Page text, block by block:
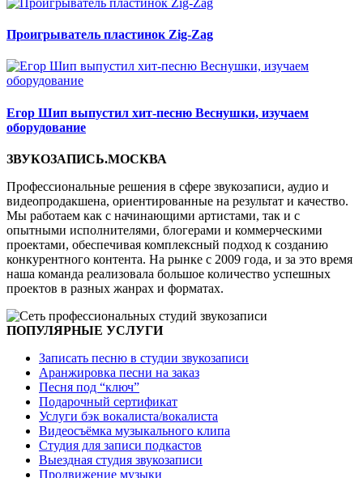
Проигрыватель пластинок Zig-Zag
Егор Шип выпустил хит-песню Веснушки, изучаем
оборудование
ЗВУКОЗАПИСЬ.МОСКВА
Профессиональные решения в сфере звукозаписи, аудио и
видеопродакшена, ориентированные на результат и качество.
Мы работаем как с начинающими артистами, так и с
опытными исполнителями, блогерами и коммерческими
проектами, обеспечивая комплексный подход к созданию
конкурентного контента. На рынке с 2009 года, и за это время
наша команда реализовала большое количество успешных
проектов в разных жанрах и форматах.
ПОПУЛЯРНЫЕ УСЛУГИ
Записать песню в студии звукозаписи
Аранжировка песни на заказ
Песня под “ключ”
Подарочный сертификат
Услуги бэк вокалиста/вокалиста
Видеосъёмка музыкального клипа
Студия для записи подкастов
Выездная студия звукозаписи
Продвижение музыки